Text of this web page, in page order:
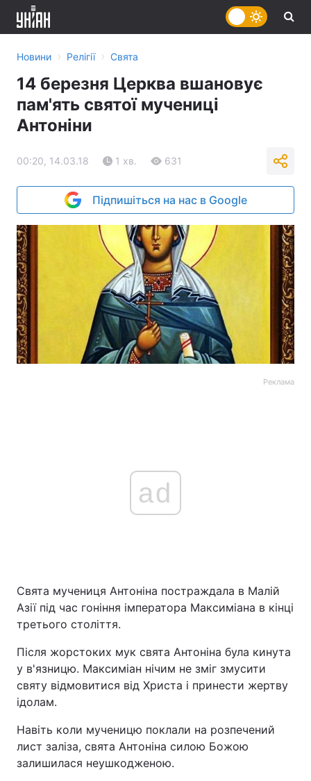
Головна Війна
Україна
Економіка Світ
Новини › Релігії › Свята
14 березня Церква вшановує
пам'ять святої мучениці
Антоніни
00:20, 14.03.18 1 хв. 631
Підпишіться на нас в Google
Реклама
ad
Свята мучениця Антоніна постраждала в Малій
Азії під час гоніння імператора Максиміана в кінці
третього століття.
Після жорстоких мук свята Антоніна була кинута
у в'язницю. Максиміан нічим не зміг змусити
святу відмовитися від Христа і принести жертву
ідолам.
Навіть коли мученицю поклали на розпечений
лист заліза, свята Антоніна силою Божою
залишилася неушкодженою.